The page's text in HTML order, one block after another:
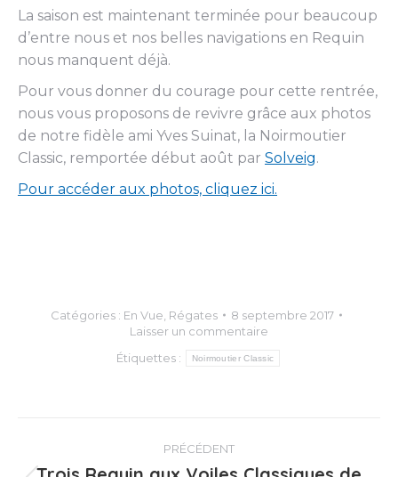
La saison est maintenant terminée pour beaucoup
d’entre nous et nos belles navigations en Requin
nous manquent déjà.
Pour vous donner du courage pour cette rentrée,
nous vous proposons de revivre grâce aux photos
de notre fidèle ami Yves Suinat, la Noirmoutier
Classic, remportée début août par Solveig.
Pour accéder aux photos, cliquez ici.
Catégories : En Vue Régates
8 septembre 2017
Laisser un commentaire
Étiquettes :
Noirmoutier Classic
NavigationPRÉCÉDENT